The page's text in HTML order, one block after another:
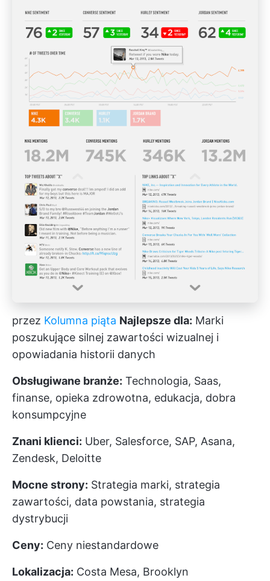
przez Kolumna piąta Najlepsze dla: Marki
poszukujące silnej zawartości wizualnej i
opowiadania historii danych
Obsługiwane branże: Technologia, Saas,
finanse, opieka zdrowotna, edukacja, dobra
konsumpcyjne
Znani klienci: Uber, Salesforce, SAP, Asana,
Zendesk, Deloitte
Mocne strony: Strategia marki, strategia
zawartości, data powstania, strategia
dystrybucji
Ceny: Ceny niestandardowe
Lokalizacja: Costa Mesa, Brooklyn